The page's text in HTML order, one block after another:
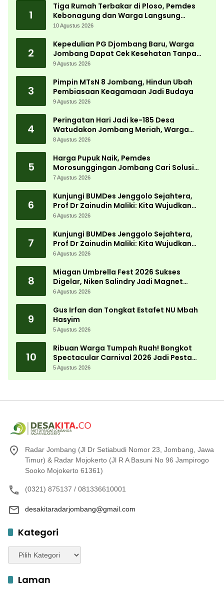
1
Tiga Rumah Terbakar di Ploso, Pemdes
Kebonagung dan Warga Langsung
Bergerak Bantu Korban
10 Agustus 2026
2
Kepedulian PG Djombang Baru, Warga
Jombang Dapat Cek Kesehatan Tanpa
Biaya
9 Agustus 2026
3
Pimpin MTsN 8 Jombang, Hindun Ubah
Pembiasaan Keagamaan Jadi Budaya
9 Agustus 2026
4
Peringatan Hari Jadi ke-185 Desa
Watudakon Jombang Meriah, Warga
Tumpek Blek Padati Karnaval Budaya
8 Agustus 2026
5
Harga Pupuk Naik, Pemdes
Morosunggingan Jombang Cari Solusi
Lewat Kajian Akademik
7 Agustus 2026
6
Kunjungi BUMDes Jenggolo Sejahtera,
Prof Dr Zainudin Maliki: Kita Wujudkan
Kemandirian Ekonomi dengan Potensi
6 Agustus 2026
7
Kunjungi BUMDes Jenggolo Sejahtera,
Prof Dr Zainudin Maliki: Kita Wujudkan
Kemandirian Ekonomi dengan Potensi
6 Agustus 2026
8
Miagan Umbrella Fest 2026 Sukses
Digelar, Niken Salindry Jadi Magnet
Ribuan Pengunjung
6 Agustus 2026
9
Gus Irfan dan Tongkat Estafet NU Mbah
Hasyim
5 Agustus 2026
10
Ribuan Warga Tumpah Ruah! Bongkot
Spectacular Carnival 2026 Jadi Pesta
Kemerdekaan Terbesar di Peterongan
5 Agustus 2026
Radar Jombang (Jl Dr Setiabudi Nomor 23, Jombang, Jawa
Timur) & Radar Mojokerto (Jl R A Basuni No 96 Jampirogo
Sooko Mojokerto 61361)
(0321) 875137 / 081336610001
desakitaradarjombang@gmail.com
Kategori
Kategori
Laman